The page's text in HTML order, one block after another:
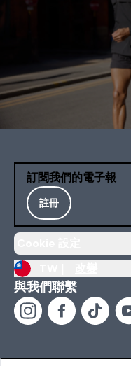
訂閱我們的電子報
註冊
與我們聯繫